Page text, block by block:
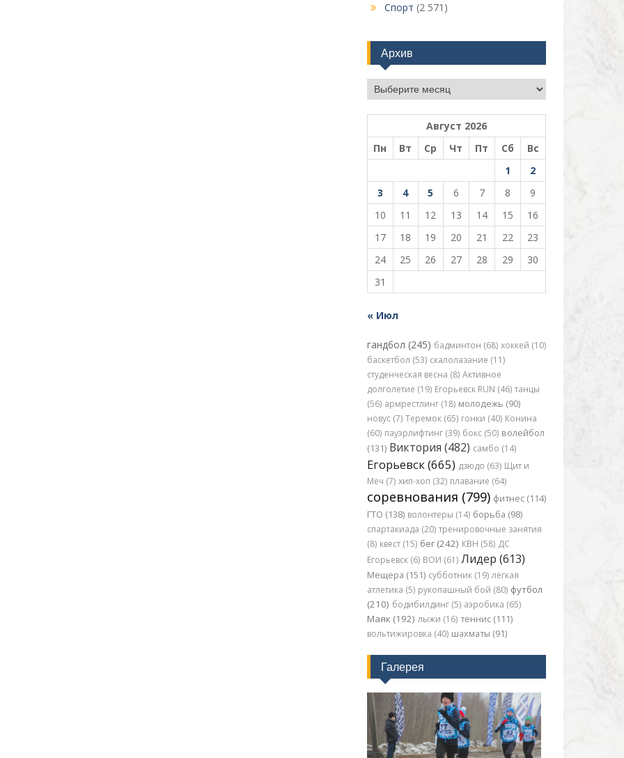
Спорт (2 571)
Архив
Архив
Август 2026
Пн
Вт Ср Чт Пт Сб
Вс
1
2
3
4 5 6 7 8
9
10
11 12 13 14 15
16
17
18 19 20 21 22
23
24
25 26 27 28 29
30
31
« Июл
гандбол (245) бадминтон (68) хоккей (10)
баскетбол (53) скалолазание (11)
студенческая весна (8) Активное
долголетие (19) Егорьевск RUN (46) танцы
(56) армрестлинг (18) молодежь (90)
новус (7) Теремок (65) гонки (40) Конина
(60) пауэрлифтинг (39) бокс (50) волейбол
(131) Виктория (482) самбо (14)
Егорьевск (665) дзюдо (63) Щит и
Меч (7) хип-хоп (32) плавание (64)
соревнования (799) фитнес (114)
ГТО (138) волонтеры (14) борьба (98)
спартакиада (20) тренировочные занятия
(8) квест (15) бег (242) КВН (58) ДС
Егорьевск (6) ВОИ (61) Лидер (613)
Мещера (151) субботник (19) лёгкая
атлетика (5) рукопашный бой (80) футбол
(210) бодибилдинг (5) аэробика (65)
Маяк (192) лыжи (16) теннис (111)
вольтижировка (40) шахматы (91)
Галерея